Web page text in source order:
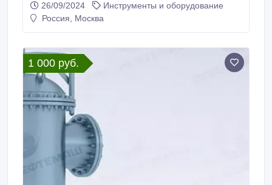
предлагаем конкурентные цены на рынках РФ и
СНГ. Задвижка из легированной стали 30лс41нж
26/09/2024
Инструменты и оборудование
Россия, Москва
1 000 руб.